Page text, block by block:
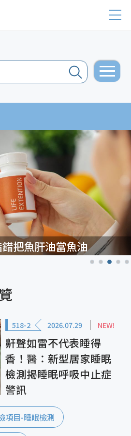
銀
518-2 2026.07.29 NEW!
鼾聲如雷不代表睡得
香！醫：新型居家睡眠
檢測揭睡眠呼吸中止症
警訊
項目-睡眠檢測